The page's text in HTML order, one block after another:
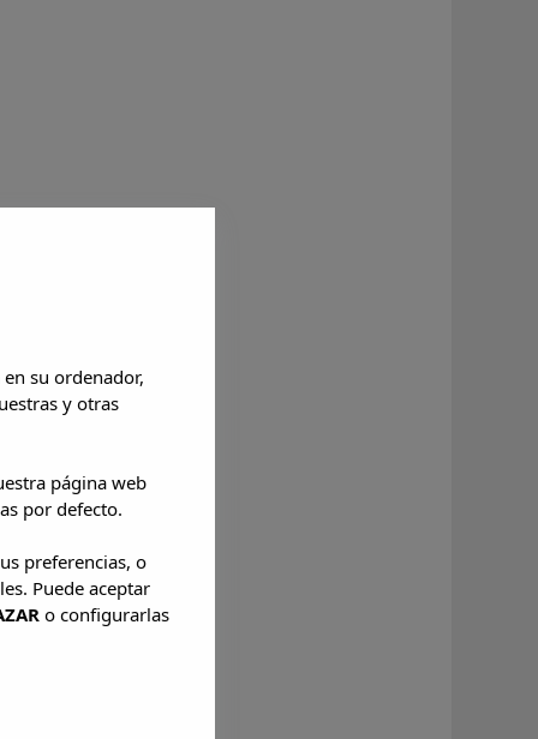
8:00-12:00.
su ordenador,
y otras
página web
por defecto.
preferencias, o
Puede aceptar
o configurarlas